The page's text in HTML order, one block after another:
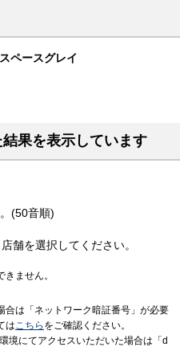
ペースグレイ
果を表示しています
(50音順)
舗を選択してください。
ません。
合は「ネットワーク暗証番号」が必要
はこちら をご確認ください。
境にてアクセスいただいた場合は「d